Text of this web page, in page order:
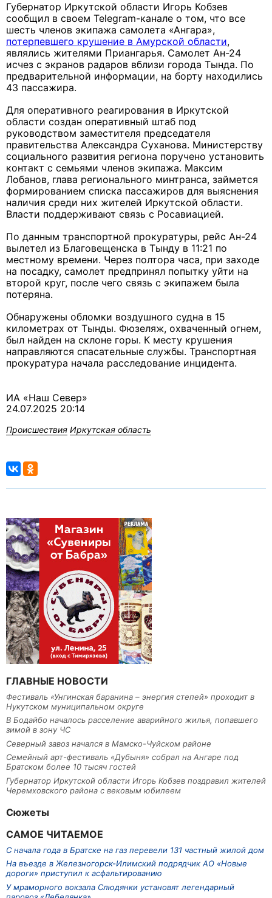
Губернатор Иркутской области Игорь Кобзев
сообщил в своем Telegram-канале о том, что все
шесть членов экипажа самолета «Ангара»,
потерпевшего крушение в Амурской области,
являлись жителями Приангарья. Самолет Ан-24
исчез с экранов радаров вблизи города Тында. По
предварительной информации, на борту находились
43 пассажира.
Для оперативного реагирования в Иркутской
области создан оперативный штаб под
руководством заместителя председателя
правительства Александра Суханова. Министерству
социального развития региона поручено установить
контакт с семьями членов экипажа. Максим
Лобанов, глава регионального минтранса, займется
формированием списка пассажиров для выяснения
наличия среди них жителей Иркутской области.
Власти поддерживают связь с Росавиацией.
По данным транспортной прокуратуры, рейс Ан-24
вылетел из Благовещенска в Тынду в 11:21 по
местному времени. Через полтора часа, при заходе
на посадку, самолет предпринял попытку уйти на
второй круг, после чего связь с экипажем была
потеряна.
Обнаружены обломки воздушного судна в 15
километрах от Тынды. Фюзеляж, охваченный огнем,
был найден на склоне горы. К месту крушения
направляются спасательные службы. Транспортная
прокуратура начала расследование инцидента.
ИА «Наш Север»
24.07.2025 20:14
Происшествия Иркутская область
ГЛАВНЫЕ НОВОСТИ
Фестиваль «Унгинская баранина – энергия степей» проходит в
Нукутском муниципальном округе
В Бодайбо началось расселение аварийного жилья, попавшего
зимой в зону ЧС
Северный завоз начался в Мамско-Чуйском районе
Семейный арт-фестиваль «Дубыня» собрал на Ангаре под
Братском более 10 тысяч гостей
Губернатор Иркутской области Игорь Кобзев поздравил жителей
Черемховского района с вековым юбилеем
Сюжеты
САМОЕ ЧИТАЕМОЕ
С начала года в Братске на газ перевели 131 частный жилой дом
На въезде в Железногорск-Илимский подрядчик АО «Новые
дороги» приступил к асфальтированию
У мраморного вокзала Слюдянки установят легендарный